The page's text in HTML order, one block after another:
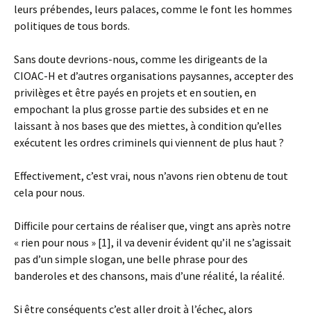
leurs prébendes, leurs palaces, comme le font les hommes
politiques de tous bords.
Sans doute devrions-nous, comme les dirigeants de la
CIOAC-H et d’autres organisations paysannes, accepter des
privilèges et être payés en projets et en soutien, en
empochant la plus grosse partie des subsides et en ne
laissant à nos bases que des miettes, à condition qu’elles
exécutent les ordres criminels qui viennent de plus haut ?
Effectivement, c’est vrai, nous n’avons rien obtenu de tout
cela pour nous.
Difficile pour certains de réaliser que, vingt ans après notre
« rien pour nous » [1], il va devenir évident qu’il ne s’agissait
pas d’un simple slogan, une belle phrase pour des
banderoles et des chansons, mais d’une réalité, la réalité.
Si être conséquents c’est aller droit à l’échec, alors